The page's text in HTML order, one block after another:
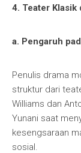
4. Teater Klasik
a. Pengaruh
Penulis drama
struktur dari
Williams dan
Yunani saat
kesengsaraan
sosial.